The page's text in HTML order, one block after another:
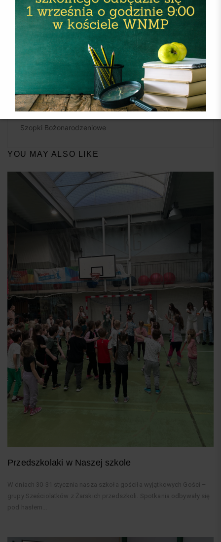
OSTATNIE WPISY
Przedszkolaki w Naszej szkole
Igrzyska Młodzieży Szkolnej w siatkówce chłopców
Rozgrywki Igrzysk Dzieci w siatkówce chłopców
Boże Narodzenie
Szopki Bożonarodzeniowe
YOU MAY ALSO LIKE
Przedszkolaki w Naszej szkole
W dniach 30-31 stycznia nasza szkoła gościła wyjątkowych Gości –
grupy Sześciolatków z Żarskich przedszkoli. Spotkania odbywały się
pod hasłem...